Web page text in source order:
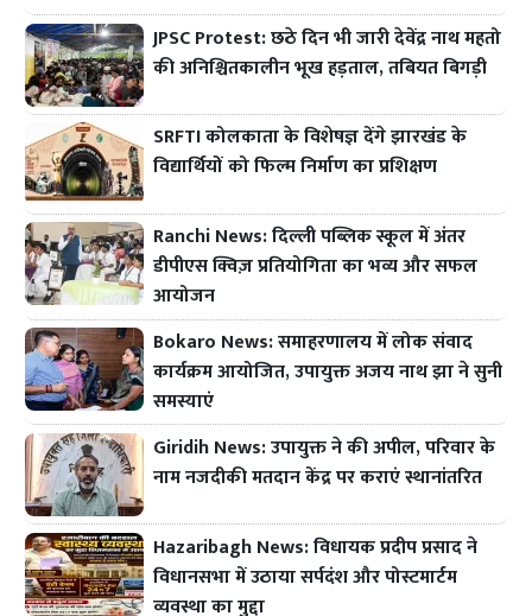
JPSC Protest: छठे दिन भी जारी देवेंद्र नाथ महतो
की अनिश्चितकालीन भूख हड़ताल, तबियत बिगड़ी
SRFTI कोलकाता के विशेषज्ञ देंगे झारखंड के
विद्यार्थियों को फिल्म निर्माण का प्रशिक्षण
Ranchi News: दिल्ली पब्लिक स्कूल में अंतर
डीपीएस क्विज़ प्रतियोगिता का भव्य और सफल
आयोजन
Bokaro News: समाहरणालय में लोक संवाद
कार्यक्रम आयोजित, उपायुक्त अजय नाथ झा ने सुनी
समस्याएं
Giridih News: उपायुक्त ने की अपील, परिवार के
नाम नजदीकी मतदान केंद्र पर कराएं स्थानांतरित
Hazaribagh News: विधायक प्रदीप प्रसाद ने
विधानसभा में उठाया सर्पदंश और पोस्टमार्टम
व्यवस्था का मुद्दा